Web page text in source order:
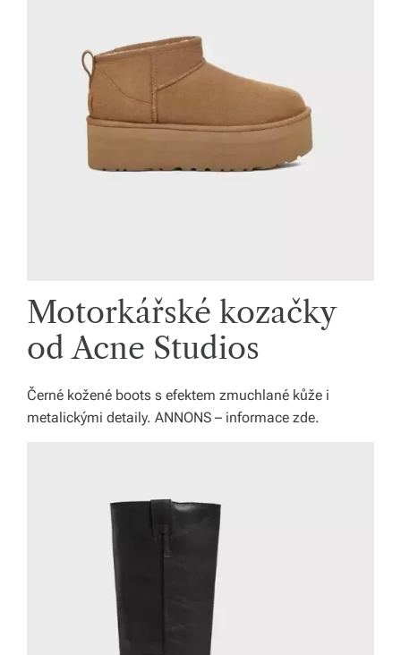
Motorkářské kozačky
od Acne Studios
Černé kožené boots s efektem zmuchlané kůže i
metalickými detaily. ANNONS – informace zde.